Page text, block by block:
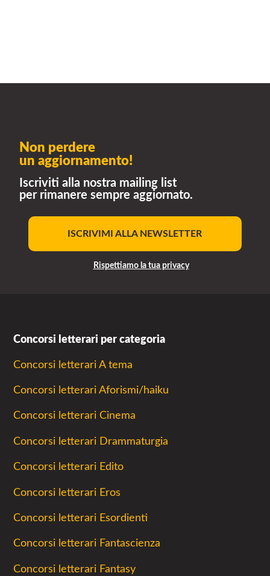
Non perdere
un aggiornamento!
Iscriviti alla nostra mailing list
per rimanere sempre aggiornato.
ISCRIVIMI ALLA NEWSLETTER
Rispettiamo la tua privacy
Concorsi letterari per categoria
Concorsi letterari A tema
Concorsi letterari Aforismi/haiku
Concorsi letterari Cinema
Concorsi letterari Drammaturgia
Concorsi letterari Edito
Concorsi letterari Eros
Concorsi letterari Esordienti
Concorsi letterari Fantascienza
Concorsi letterari Fantasy